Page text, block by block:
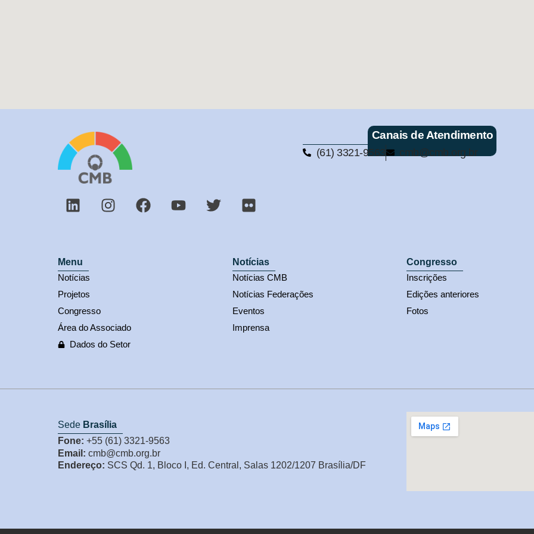
Canais de Atendimento
(61) 3321-9563 cmb@cmb.org.br
Menu
Notícias
Projetos
Congresso
Área do Associado
Dados do Setor
Notícias
Notícias CMB
Notícias Federações
Eventos
Imprensa
Congresso
Inscrições
Edições anteriores
Fotos
Sede Brasília
Fone: +55 (61) 3321-9563
Email: cmb@cmb.org.br
Endereço: SCS Qd. 1, Bloco I, Ed. Central, Salas 1202/1207 Brasília/DF